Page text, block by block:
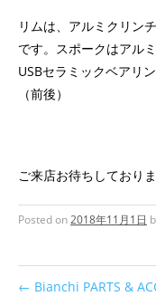
リムは、アルミクリン
です。スポークはアル
USBセラミックベアリ
（前後）
ご来店お待ちしておりま
Posted on2018年11月1日
← Bianchi PARTS &